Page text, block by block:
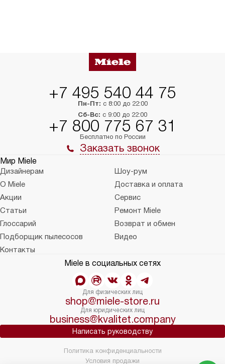
+7 495 540 44 75
Пн-Пт: с 8:00 до 22:00
Сб-Вс: с 9:00 до 22:00
+7 800 775 67 31
Бесплатно по России
Заказать звонок
Мир Miele
Дизайнерам
Шоу-рум
О Miele
Доставка и оплата
Акции
Сервис
Статьи
Ремонт Miele
Глоссарий
Возврат и обмен
Подборщик пылесосов
Видео
Контакты
Miele в социальных сетях
Для физических лиц
shop@miele-store.ru
Для юридических лиц
business@kvalitet.company
Написать руководству
Политика конфиденциальности
Условия продажи